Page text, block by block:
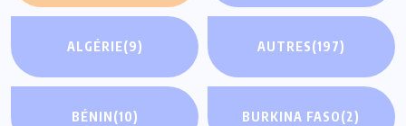
ALGÉRIE(9) AUTRES(197)
BÉNIN(10) BURKINA FASO(2)